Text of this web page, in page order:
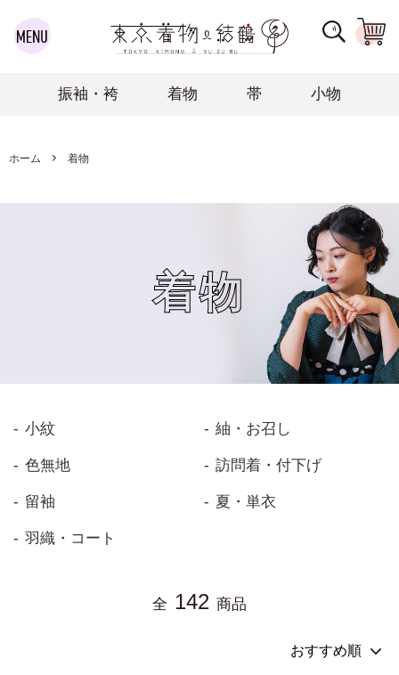
振袖・袴 着物 帯 小物
ホーム 着物
着物
小紋 紬・お召し
色無地 訪問着・付下げ
留袖 夏・単衣
羽織・コート
全 142 商品